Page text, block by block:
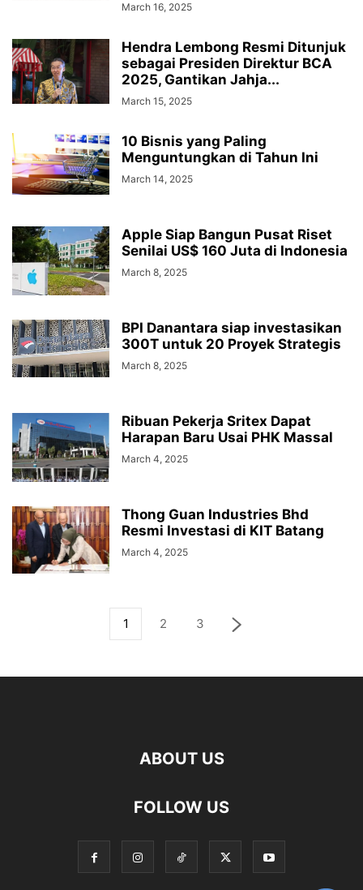
March 16, 2025
Hendra Lembong Resmi Ditunjuk
sebagai Presiden Direktur BCA
2025, Gantikan Jahja...
March 15, 2025
10 Bisnis yang Paling
Menguntungkan di Tahun Ini
March 14, 2025
Apple Siap Bangun Pusat Riset
Senilai US$ 160 Juta di Indonesia
March 8, 2025
BPI Danantara siap investasikan
300T untuk 20 Proyek Strategis
March 8, 2025
Ribuan Pekerja Sritex Dapat
Harapan Baru Usai PHK Massal
March 4, 2025
Thong Guan Industries Bhd
Resmi Investasi di KIT Batang
March 4, 2025
1 2 3
ABOUT US
FOLLOW US